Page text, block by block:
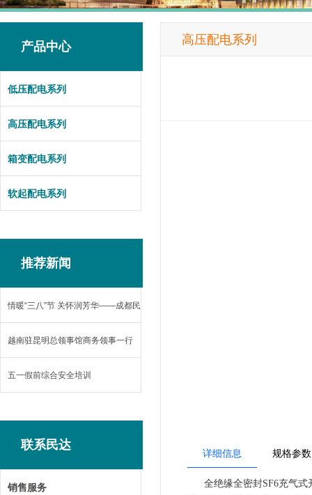
产品中心
低压配电系列
高压配电系列
箱变配电系列
软起配电系列
推荐新闻
情暖“三八”节 关怀润芳华——成都民
达电力设备有限公司开展妇女节慰问
活动
越南驻昆明总领事馆商务领事一行
莅临民达参观考察
五一假前综合安全培训
联系民达
销售服务
高压配电系列
详细信息 规格参数
全绝缘全密封SF6充气